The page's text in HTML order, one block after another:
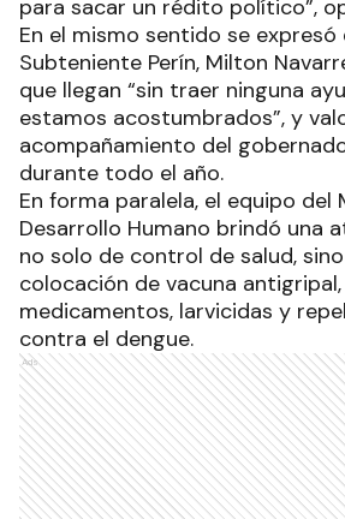
para sacar un rédito político”,
En el mismo sentido se
Subteniente Perín, Milton
que llegan “sin traer ninguna
estamos acostumbrados”, y
acompañamiento del
durante todo el año.
En forma paralela, el equipo del
Desarrollo Humano brindó una
no solo de control de salud,
colocación de vacuna
medicamentos, larvicidas y
contra el dengue.
Ads